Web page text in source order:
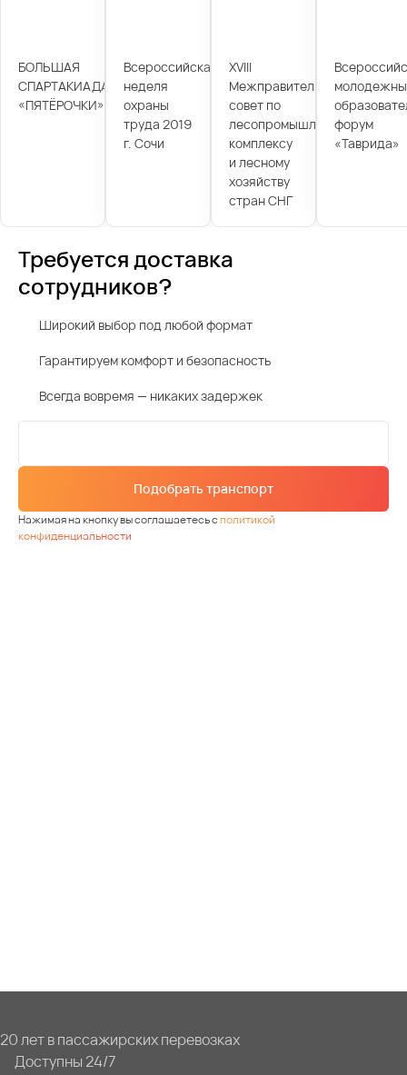
БОЛЬШАЯ
СПАРТАКИАДА
«ПЯТЁРОЧКИ»
Всероссийская
неделя
охраны
труда 2019
г. Сочи
XVIII
Межправительственный
совет по
лесопромышленному
комплексу
и лесному
хозяйству
стран СНГ
форум
«Таврида»
Требуется доставка
сотрудников?
Широкий выбор под любой формат
Гарантируем комфорт и безопасность
Всегда вовремя — никаких задержек
Подобрать транспорт
Нажимая на кнопку вы соглашаетесь сполитикой
конфиденциальности
20 лет в пассажирских перевозках
Доступны 24/7